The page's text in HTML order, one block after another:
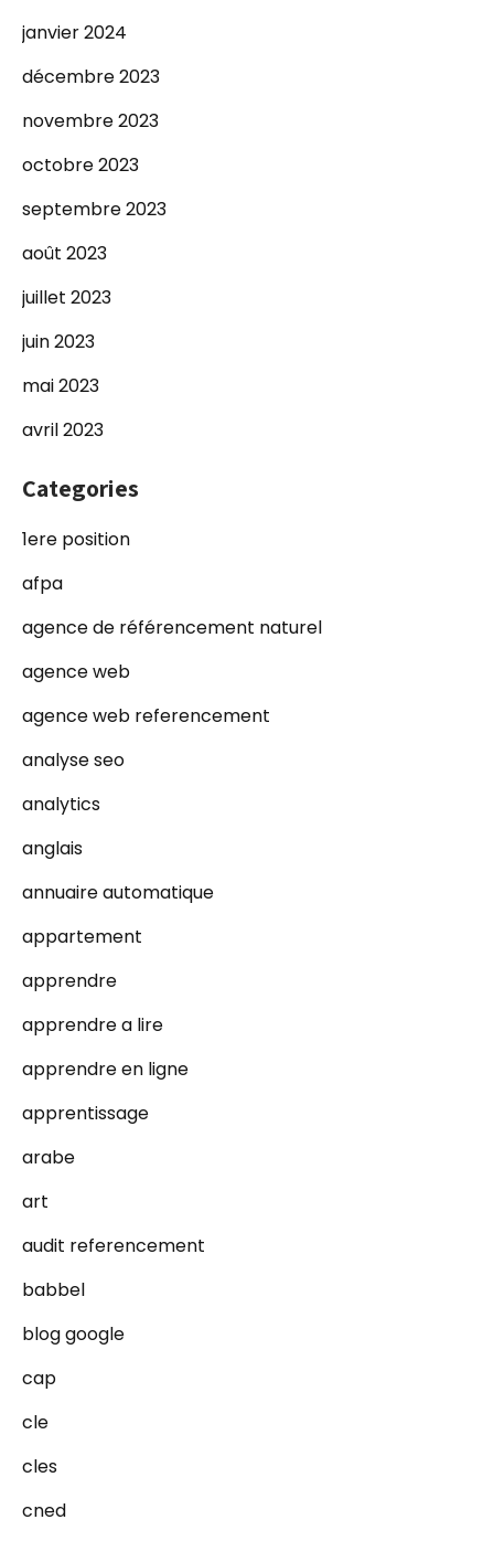
janvier 2024
décembre 2023
novembre 2023
octobre 2023
septembre 2023
août 2023
juillet 2023
juin 2023
mai 2023
avril 2023
Categories
1ere position
afpa
agence de référencement naturel
agence web
agence web referencement
analyse seo
analytics
anglais
annuaire automatique
appartement
apprendre
apprendre a lire
apprendre en ligne
apprentissage
arabe
art
audit referencement
babbel
blog google
cap
cle
cles
cned